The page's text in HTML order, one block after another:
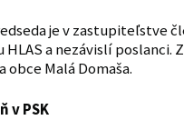
je v zastupiteľstve
a nezávislí poslanci.
Malá Domaša.
v PSK